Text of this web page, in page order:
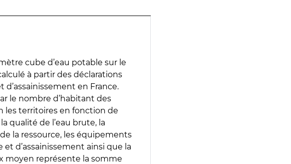
cube d’eau potable sur le
à partir des déclarations
d’assainissement en France.
le nombre d’habitant des
les territoires en fonction de
qualité de l’eau brute, la
la ressource, les équipements
d’assainissement ainsi que la
moyen représente la somme